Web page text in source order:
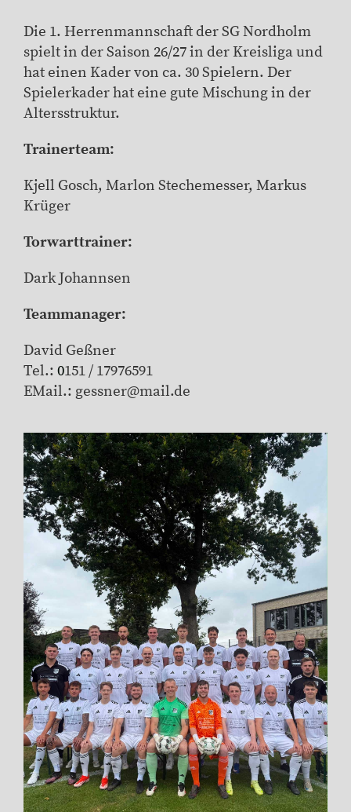
Die 1. Herrenmannschaft der SG Nordholm
spielt in der Saison 26/27 in der Kreisliga und
hat einen Kader von ca. 30 Spielern. Der
Spielerkader hat eine gute Mischung in der
Altersstruktur.
Trainerteam:
Kjell Gosch, Marlon Stechemesser, Markus
Krüger
Torwarttrainer:
Dark Johannsen
Teammanager:
David Geßner
Tel.: 0151 / 17976591
EMail.: gessner@mail.de